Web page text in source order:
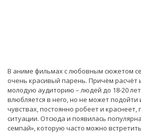
В аниме фильмах с любовным сюжетом
очень красивый парень. Причём расчёт
молодую аудиторию – людей до 18-20
влюбляется в него, но не может подойти
чувствах, постоянно робеет и
ситуации. Отсюда и появилась
семпай», которую часто можно